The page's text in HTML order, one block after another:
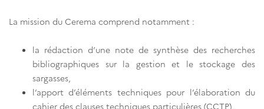
La mission du Cerema comprend notamment :
la rédaction d’une note de synthèse des recherches
bibliographiques sur la gestion et le stockage des
sargasses,
l’apport d’éléments techniques pour l’élaboration du
cahier des clauses techniques particulières (CCTP),